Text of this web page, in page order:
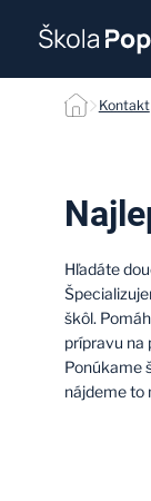
Kontakt
Hľadáte
škôl.
prípravu na
Ponúkame
nájdeme to